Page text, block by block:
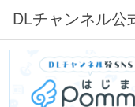
DLチャンネル公